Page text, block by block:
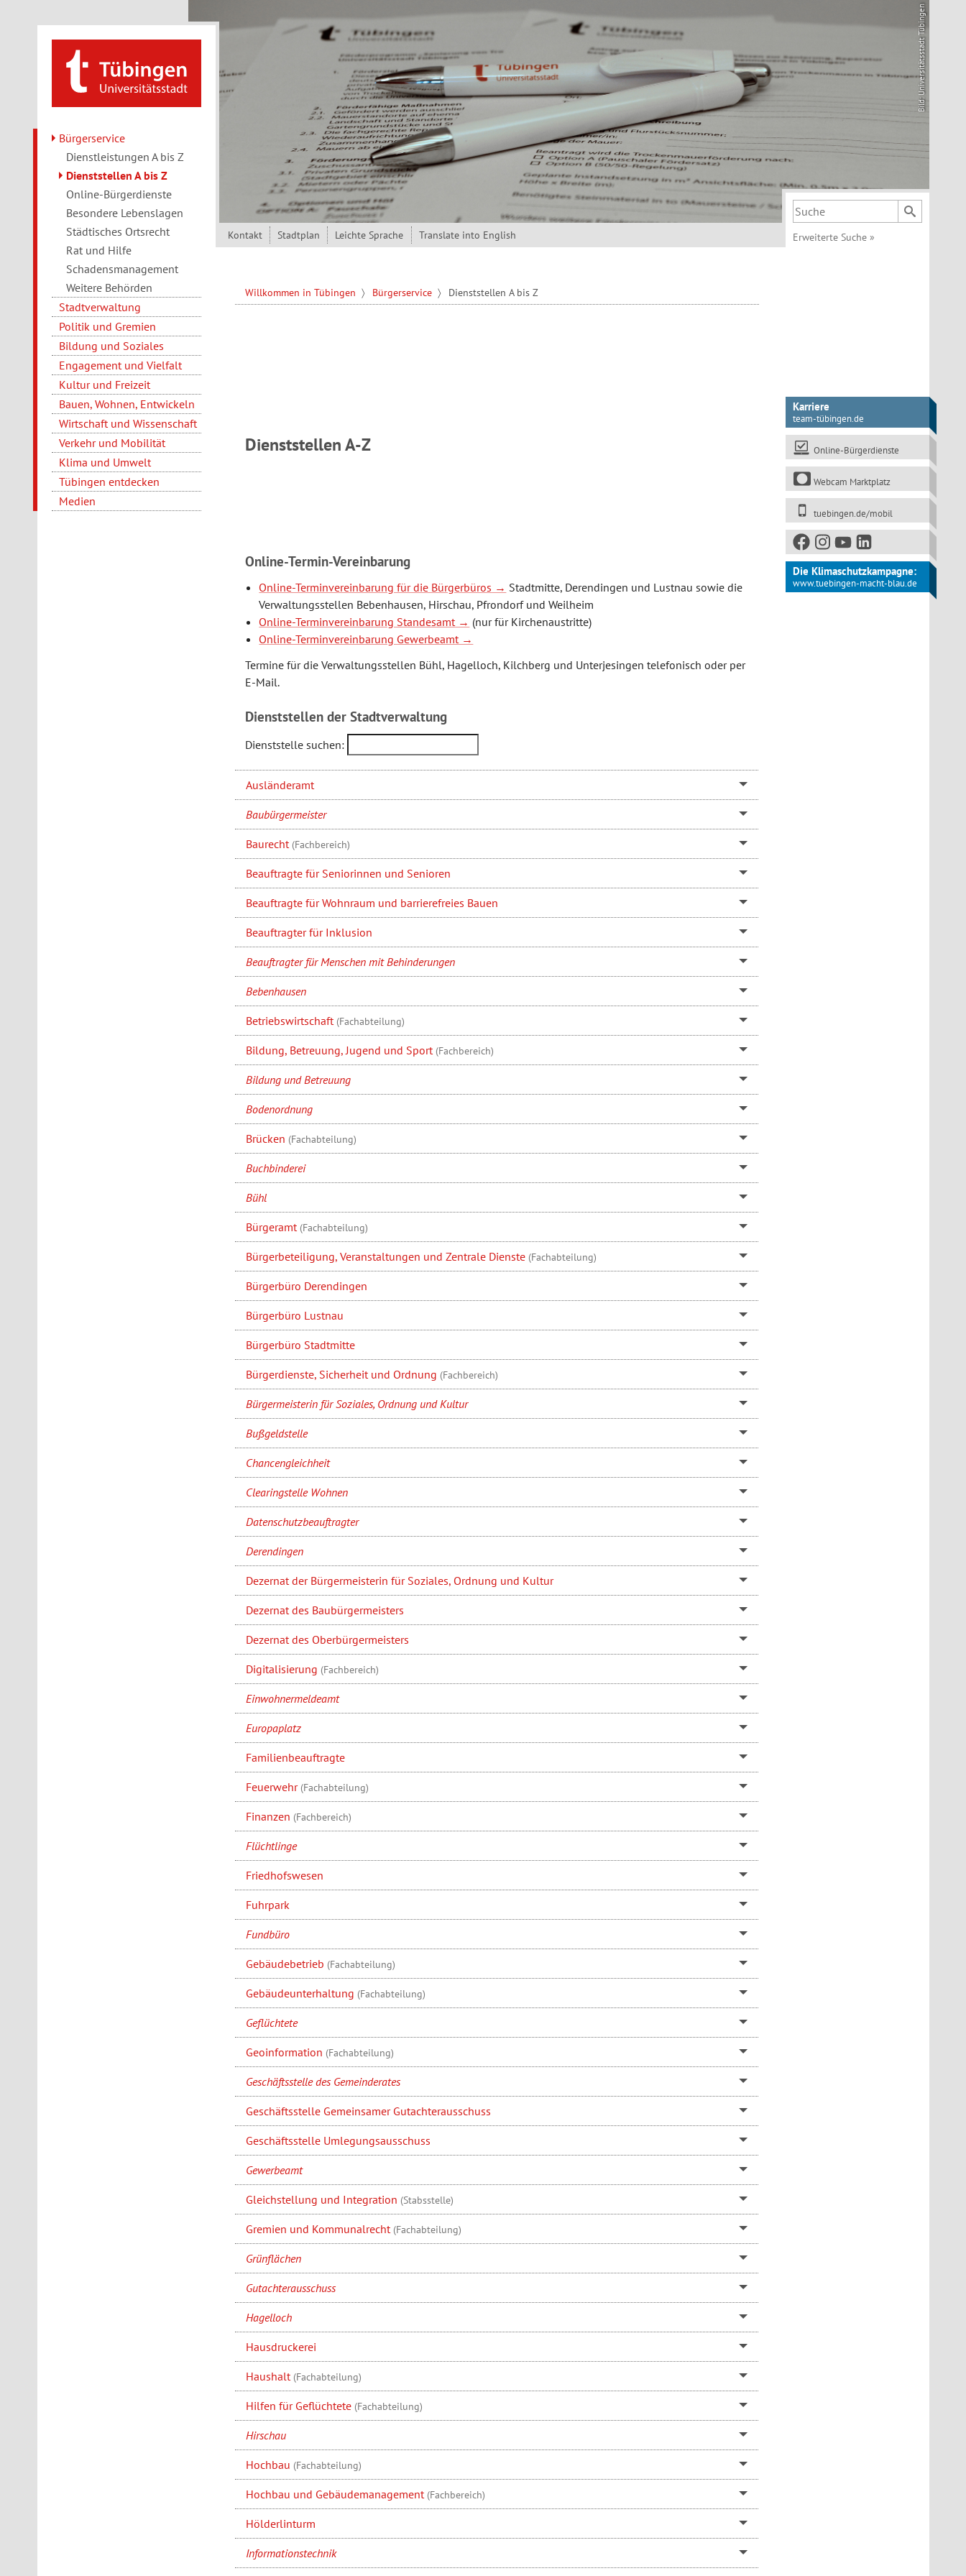
Bürgerservice
Dienstleistungen A bis Z
Dienststellen A bis Z
Online-Bürgerdienste
Besondere Lebenslagen
Städtisches Ortsrecht
Rat und Hilfe
Schadensmanagement
Weitere Behörden
Stadtverwaltung
Politik und Gremien
Bildung und Soziales
Engagement und Vielfalt
Kultur und Freizeit
Bauen, Wohnen, Entwickeln
Wirtschaft und Wissenschaft
Verkehr und Mobilität
Klima und Umwelt
Tübingen entdecken
Medien
Bild: Universitätsstadt Tübingen
Suchbegriff
Erweiterte Suche »
Kontakt Stadtplan Leichte Sprache Translate into English
Willkommen in Tübingen Bürgerservice Dienststellen A bis Z
Dienststellen A-Z
Online-Termin-Vereinbarung
Online-Terminvereinbarung für die Bürgerbüros
Stadtmitte, Derendingen und Lustnau sowie die
Verwaltungsstellen Bebenhausen, Hirschau, Pfrondorf und Weilheim
Online-Terminvereinbarung Standesamt
(nur für Kirchenaustritte)
Online-Terminvereinbarung Gewerbeamt
Termine für die Verwaltungsstellen Bühl, Hagelloch, Kilchberg und Unterjesingen telefonisch oder per
E-Mail.
Dienststellen der Stadtverwaltung
Dienststelle suchen:
Ausländeramt
Baubürgermeister
Baurecht (Fachbereich)
Beauftragte für Seniorinnen und Senioren
Beauftragte für Wohnraum und barrierefreies Bauen
Beauftragter für Inklusion
Beauftragter für Menschen mit Behinderungen
Bebenhausen
Betriebswirtschaft (Fachabteilung)
Bildung, Betreuung, Jugend und Sport (Fachbereich)
Bildung und Betreuung
Bodenordnung
Brücken (Fachabteilung)
Buchbinderei
Bühl
Bürgeramt (Fachabteilung)
Bürgerbeteiligung, Veranstaltungen und Zentrale Dienste (Fachabteilung)
Bürgerbüro Derendingen
Bürgerbüro Lustnau
Bürgerbüro Stadtmitte
Bürgerdienste, Sicherheit und Ordnung (Fachbereich)
Bürgermeisterin für Soziales, Ordnung und Kultur
Bußgeldstelle
Chancengleichheit
Clearingstelle Wohnen
Datenschutzbeauftragter
Derendingen
Dezernat der Bürgermeisterin für Soziales, Ordnung und Kultur
Dezernat des Baubürgermeisters
Dezernat des Oberbürgermeisters
Digitalisierung (Fachbereich)
Einwohnermeldeamt
Europaplatz
Familienbeauftragte
Feuerwehr (Fachabteilung)
Finanzen (Fachbereich)
Flüchtlinge
Friedhofswesen
Fuhrpark
Fundbüro
Gebäudebetrieb (Fachabteilung)
Gebäudeunterhaltung (Fachabteilung)
Geflüchtete
Geoinformation (Fachabteilung)
Geschäftsstelle des Gemeinderates
Geschäftsstelle Gemeinsamer Gutachterausschuss
Geschäftsstelle Umlegungsausschuss
Gewerbeamt
Gleichstellung und Integration (Stabsstelle)
Gremien und Kommunalrecht (Fachabteilung)
Grünflächen
Gutachterausschuss
Hagelloch
Hausdruckerei
Haushalt (Fachabteilung)
Hilfen für Geflüchtete (Fachabteilung)
Hirschau
Hochbau (Fachabteilung)
Hochbau und Gebäudemanagement (Fachbereich)
Hölderlinturm
Informationstechnik
Karriere
team-tübingen.de
Online-Bürgerdienste
Webcam Marktplatz
tuebingen.de/mobil
Die Klimaschutzkampagne:
www.tuebingen-macht-blau.de